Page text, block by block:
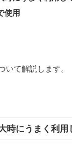
使用
いて解説します。
時にうまく利用